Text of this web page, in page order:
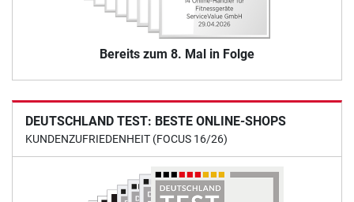
Bereits zum 8. Mal in Folge
DEUTSCHLAND TEST: BESTE ONLINE-SHOPS
KUNDENZUFRIEDENHEIT (FOCUS 16/26)